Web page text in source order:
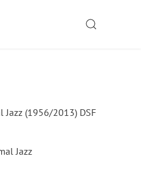
SEARCH
(1956/2013) DSF